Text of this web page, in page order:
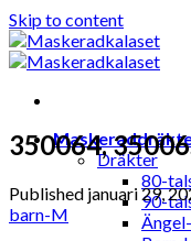
Skip to content
Dräkter
80-
90-
350064,
Published januari 29,
barn-M